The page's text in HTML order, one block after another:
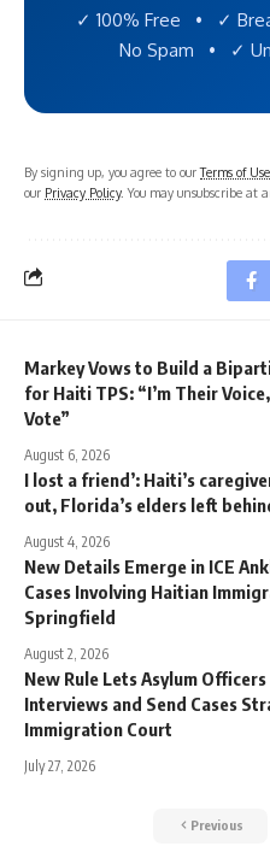
✓ 100% Free • ✓
No Spam • ✓
By signing up, you agree to ourTerms of Use
our Privacy Policy. You may unsubscribe at
Markey Vows to Build a
for Haiti TPS: “I’m Their
Vote”
August 6, 2026
I lost a friend’: Haiti’s
out, Florida’s elders left
August 4, 2026
New Details Emerge in ICE
Cases Involving Haitian
Springfield
August 2, 2026
New Rule Lets Asylum
Interviews and Send Cases
Immigration Court
July 27, 2026
Previous